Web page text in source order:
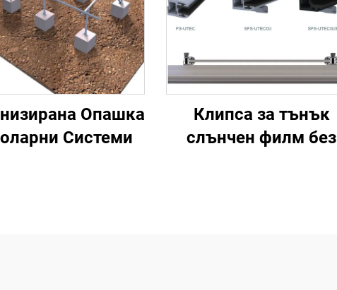
Опашка
Системи
Клипса за тънък
слънчен филм без